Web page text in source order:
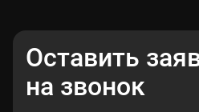
Оставить
на звонок